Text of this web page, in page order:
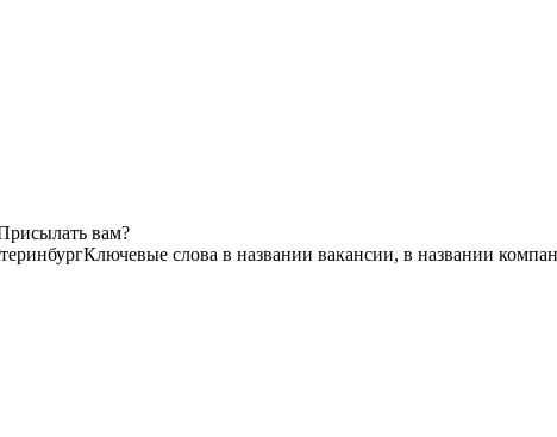
вам?
Ключевые слова в названии вакансии, в названии